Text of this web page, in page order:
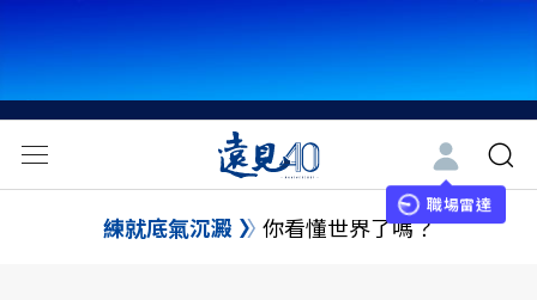
職場雷達
練就底氣沉澱 你看懂世界了嗎？